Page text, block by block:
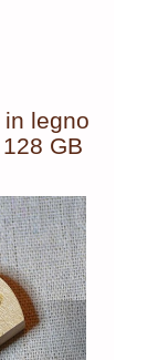
legno
GB
Next